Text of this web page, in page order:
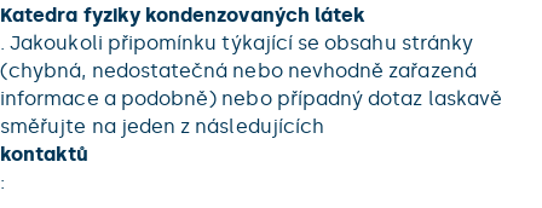
Katedra fyziky kondenzovaných látek
. Jakoukoli připomínku týkající se obsahu stránky
(chybná, nedostatečná nebo nevhodně zařazená
informace a podobně) nebo případný dotaz laskavě
směřujte na jeden z následujících
kontaktů
: